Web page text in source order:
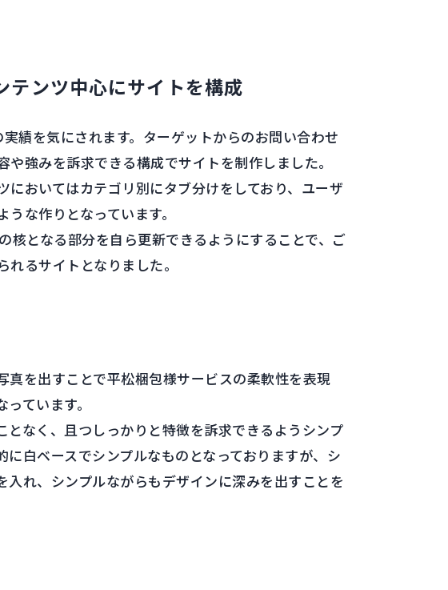
テンツ中心にサイトを構成
績を気にされます。ターゲットからのお問い合わせ
強みを訴求できる構成でサイトを制作しました。
おいてはカテゴリ別にタブ分けをしており、ユーザ
な作りとなっています。
核となる部分を自ら更新できるようにすることで、ご
るサイトとなりました。
を出すことで平松梱包様サービスの柔軟性を表現
ています。
なく、且つしっかりと特徴を訴求できるようシンプ
白ベースでシンプルなものとなっておりますが、シ
れ、シンプルながらもデザインに深みを出すことを